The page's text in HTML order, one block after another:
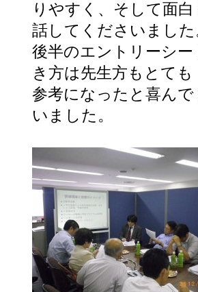
りやすく、そして面白
話してくださいました
後半のエントリーシー
き方は先生方もとても
参考になったと喜んで
いました。